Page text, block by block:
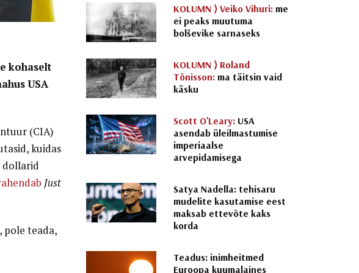
kohaselt
USA
(CIA)
kuidas
dollarid
Just
pole teada,
KOLUMN ⟩ Veiko Vihuri: me
ei peaks muutuma
bolševike sarnaseks
KOLUMN ⟩ Roland
Tõnisson: ma täitsin vaid
käsku
Scott O'Leary: USA
asendab üleilmastumise
imperiaalse
arvepidamisega
Satya Nadella: tehisaru
mudelite kasutamise eest
maksab ettevõte kaks
korda
Teadus: inimheitmed
Euroopa kuumalaines